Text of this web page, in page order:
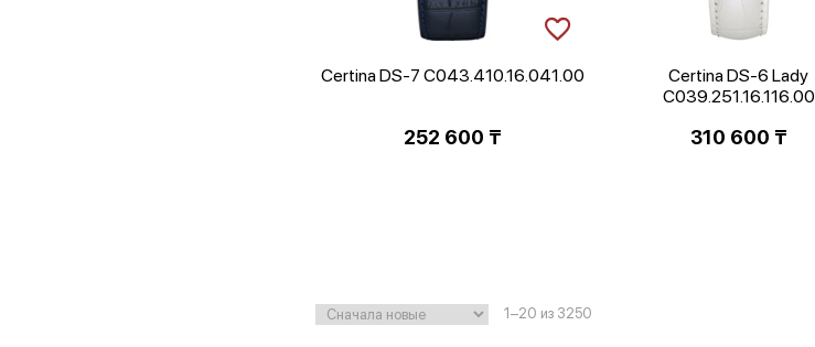
Certina DS-7 C043.410.16.041.00
252 600 ₸
Certina DS-6 Lady
C039.251.16.116.00
310 600 ₸
1–20 из 3250